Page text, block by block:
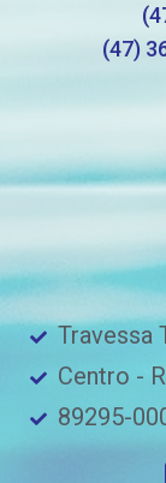
(47)
Travessa
Centro -
89295-